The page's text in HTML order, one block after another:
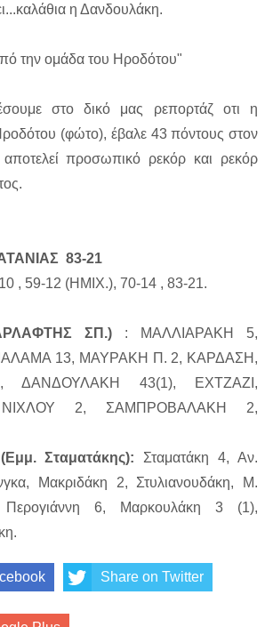
η Δανδουλάκη.
την ομάδα του Ηροδότου"
στο δικό μας ρεπορτάζ οτι η
(φώτο), έβαλε 43 πόντους στον
προσωπικό ρεκόρ και ρεκόρ
83-21
, 59-12 (ΗΜΙΧ.), 70-14 , 83-21.
ΣΠ.) : ΜΑΛΛΙΑΡΑΚΗ 5,
13, ΜΑΥΡΑΚΗ Π. 2, ΚΑΡΔΑΣΗ,
ΔΑΝΔΟΥΛΑΚΗ 43(1), ΕΧΤΖΑΖΙ,
2, ΣΑΜΠΡΟΒΑΛΑΚΗ 2,
Σταματάκης): Σταματάκη 4, Αν.
Μακριδάκη 2, Στυλιανουδάκη, Μ.
6, Μαρκουλάκη 3 (1),
Share on Twitter